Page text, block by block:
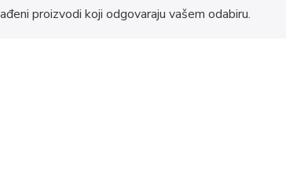
proizvodi koji odgovaraju vašem odabiru.